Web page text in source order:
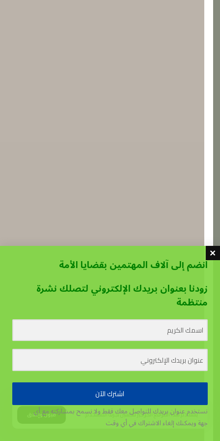
يستخدم هذا الموقع الكوكيز لتحسين تجربة المستخدم. قبول وإغلاق
انضم إلى آلاف المهتمين بقضايا الأمة
زودنا بعنوان بريدك الإلكتروني لتصلك نشرة
منتظمة
اشترك الآن
نستخدم عنوان بريدك للتواصل معك فقط ولا نسمح بمشاركته مع أي
جهةويمكنك إلغاء الاشتراك في أي وقت